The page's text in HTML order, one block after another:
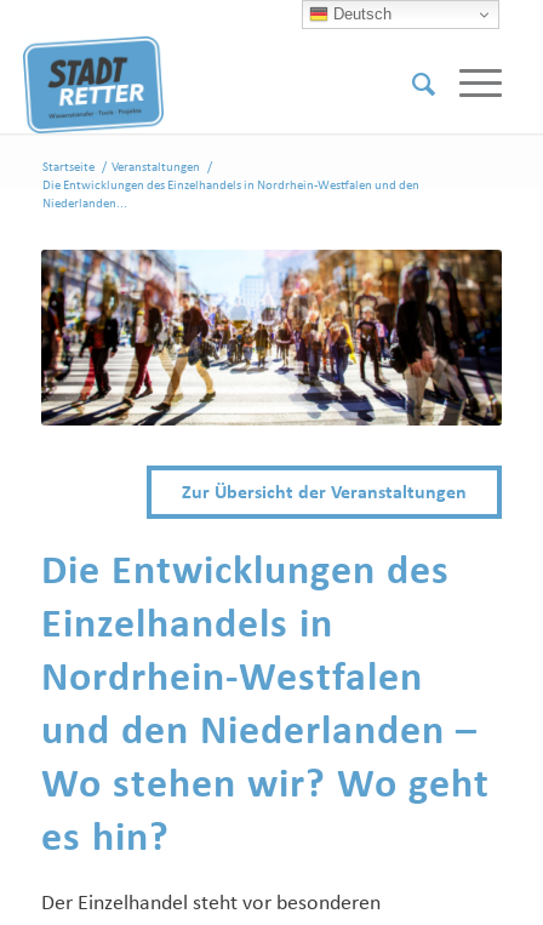
Startseite / Veranstaltungen
/
Die Entwicklungen des Einzelhandels in Nordrhein-Westfalen und den
Niederlanden...
Zur Übersicht der Veranstaltungen
Die Entwicklungen des
Einzelhandels in
Nordrhein-Westfalen
und den Niederlanden –
Wo stehen wir? Wo geht
es hin?
Der Einzelhandel steht vor besonderen
Deutsch